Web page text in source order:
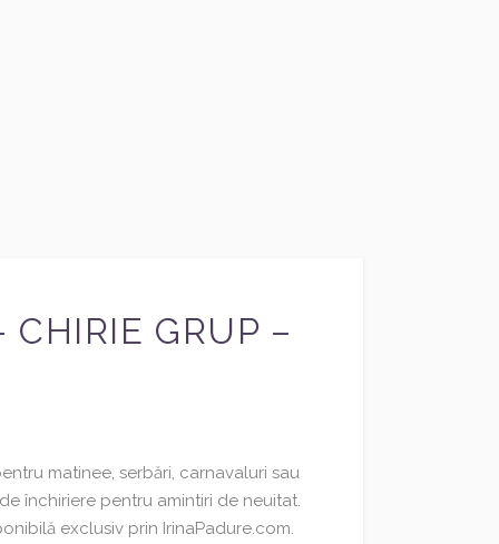
GRUP –
matinee, serbări, carnavaluri sau
închiriere pentru amintiri de neuitat.
exclusiv prin IrinaPadure.com.